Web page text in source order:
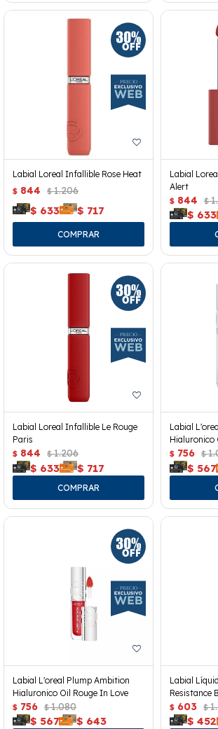
Labial Loreal Infallible Rose Heat
$ 844 $ 1.206
$ 633 $ 717
Labial
Alert
$ 844 $
$ 633
Labial Loreal Infallible Le Rouge
Paris
$ 844 $ 1.206
$ 633 $ 717
Labial
Hialuronico
$ 756 $
$ 567
Labial L'oreal Plump Ambition
Hialuronico Oil Rouge In Love
$ 756 $ 1.080
$ 567 $ 643
Labial
Resistance
$ 603 $
$ 452